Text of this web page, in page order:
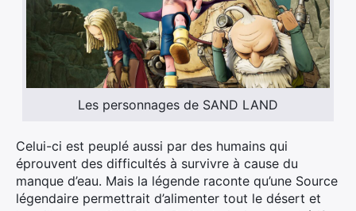
Les personnages de SAND LAND
Celui-ci est peuplé aussi par des humains qui
éprouvent des difficultés à survivre à cause du
manque d’eau. Mais la légende raconte qu’une Source
légendaire permettrait d’alimenter tout le désert et